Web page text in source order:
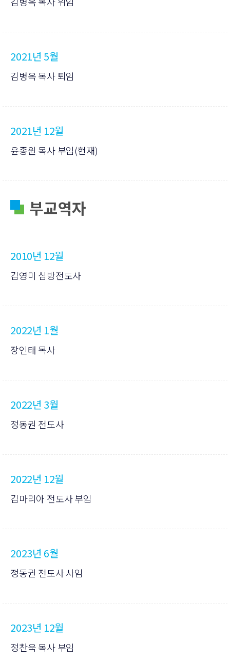
2021년 5월
김병옥 목사 퇴임
2021년 12월
윤종원 목사 부임(현재)
부교역자
2010년 12월
김영미 심방전도사
2022년 1월
장인태 목사
2022년 3월
정동권 전도사
2022년 12월
김마리아 전도사 부임
2023년 6월
정동권 전도사 사임
2023년 12월
정찬욱 목사 부임